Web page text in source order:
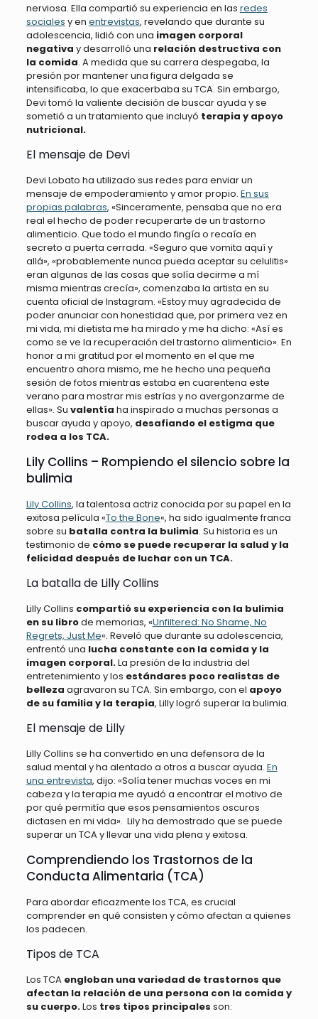
nerviosa. Ella compartió su experiencia en las redes
sociales y en entrevistas, revelando que durante su
adolescencia, lidió con una imagen corporal
negativa y desarrolló una relación destructiva con
la comida. A medida que su carrera despegaba, la
presión por mantener una figura delgada se
intensificaba, lo que exacerbaba su TCA. Sin embargo,
Devi tomó la valiente decisión de buscar ayuda y se
sometió a un tratamiento que incluyó terapia y apoyo
nutricional.
El mensaje de Devi
Devi Lobato ha utilizado sus redes para enviar un
mensaje de empoderamiento y amor propio. En sus
propias palabras, «Sinceramente, pensaba que no era
real el hecho de poder recuperarte de un trastorno
alimenticio. Que todo el mundo fingía o recaía en
secreto a puerta cerrada. «Seguro que vomita aquí y
allá», «probablemente nunca pueda aceptar su celulitis»
eran algunas de las cosas que solía decirme a mí
misma mientras crecía», comenzaba la artista en su
cuenta oficial de Instagram. «Estoy muy agradecida de
poder anunciar con honestidad que, por primera vez en
mi vida, mi dietista me ha mirado y me ha dicho: «Así es
como se ve la recuperación del trastorno alimenticio». En
honor a mi gratitud por el momento en el que me
encuentro ahora mismo, me he hecho una pequeña
sesión de fotos mientras estaba en cuarentena este
verano para mostrar mis estrías y no avergonzarme de
ellas». Su valentía ha inspirado a muchas personas a
buscar ayuda y apoyo, desafiando el estigma que
rodea a los TCA.
Lily Collins – Rompiendo el silencio sobre la
bulimia
Lily Collins, la talentosa actriz conocida por su papel en la
exitosa película «To the Bone«, ha sido igualmente franca
sobre su batalla contra la bulimia. Su historia es un
testimonio de cómo se puede recuperar la salud y la
felicidad después de luchar con un TCA.
La batalla de Lilly Collins
Lilly Collins compartió su experiencia con la bulimia
en su librode memorias, «Unfiltered: No Shame, No
Regrets, Just Me«. Reveló que durante su adolescencia,
enfrentó una lucha constante con la comida y la
imagen corporal.La presión de la industria del
entretenimiento y los estándares poco realistas de
belleza agravaron su TCA. Sin embargo, con el apoyo
de su familia y la terapia, Lilly logró superar la bulimia.
El mensaje de Lilly
Lilly Collins se ha convertido en una defensora de la
salud mental y ha alentado a otros a buscar ayuda. En
una entrevista, dijo: «Solía tener muchas voces en mi
cabeza y la terapia me ayudó a encontrar el motivo de
por qué permitía que esos pensamientos oscuros
dictasen en mi vida». Lily ha demostrado que se puede
superar un TCA y llevar una vida plena y exitosa.
Comprendiendo los Trastornos de la
Conducta Alimentaria (TCA)
Para abordar eficazmente los TCA, es crucial
comprender en qué consisten y cómo afectan a quienes
los padecen.
Tipos de TCA
Los TCA engloban una variedad de trastornos que
afectan la relación de una persona con la comida y
su cuerpo.Los tres tipos principales son: